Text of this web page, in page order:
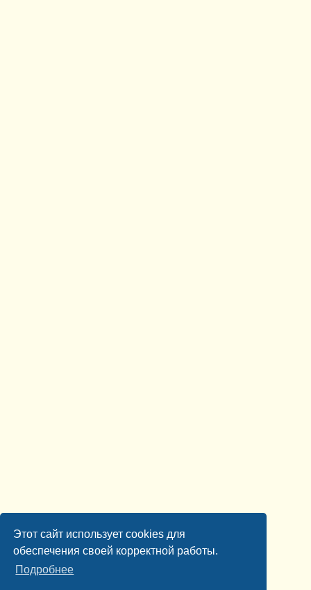
Этот сайт использует cookies для
обеспечения своей корректной работы.
Подробнее